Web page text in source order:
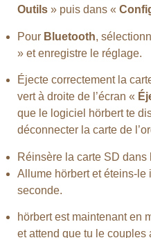
Outils » puis dans «
Pour Bluetooth,
» et enregistre le réglage.
Éjecte correctement la
vert à droite de l’écran «
que le logiciel hörbert te
déconnecter la carte de
Réinsère la carte SD dans
Allume hörbert et éteins-le
seconde.
hörbert est maintenant en
et attend que tu le couples